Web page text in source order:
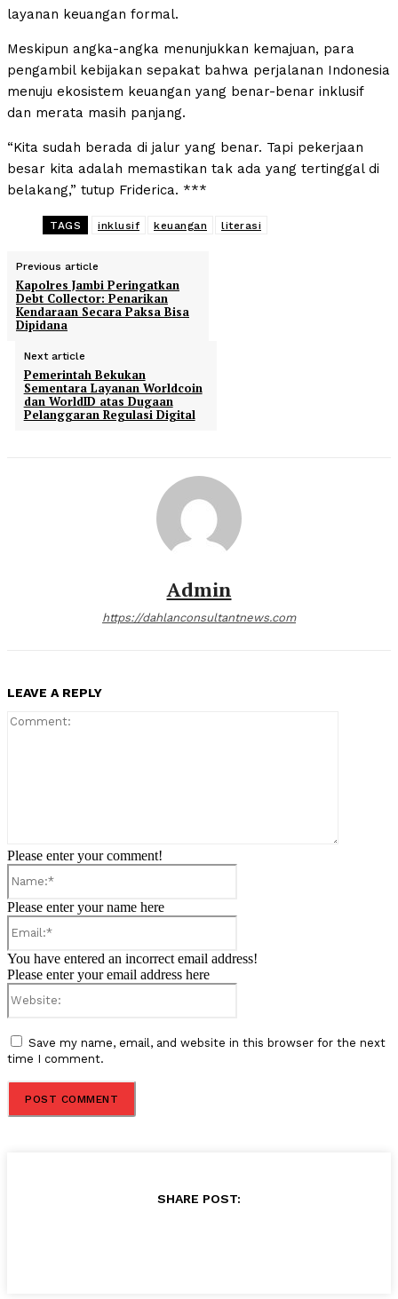
layanan keuangan formal.
Meskipun angka-angka menunjukkan kemajuan, para
pengambil kebijakan sepakat bahwa perjalanan Indonesia
menuju ekosistem keuangan yang benar-benar inklusif
dan merata masih panjang.
“Kita sudah berada di jalur yang benar. Tapi pekerjaan
besar kita adalah memastikan tak ada yang tertinggal di
belakang,” tutup Friderica. ***
TAGS inklusif keuangan literasi
Previous article
Kapolres Jambi Peringatkan
Debt Collector: Penarikan
Kendaraan Secara Paksa Bisa
Dipidana
Next article
Pemerintah Bekukan
Sementara Layanan Worldcoin
dan WorldID atas Dugaan
Pelanggaran Regulasi Digital
Admin
https://dahlanconsultantnews.com
LEAVE A REPLY
Please enter your comment!
Please enter your name here
You have entered an incorrect email address!
Please enter your email address here
Save my name, email, and website in this browser for the next
time I comment.
SHARE POST: